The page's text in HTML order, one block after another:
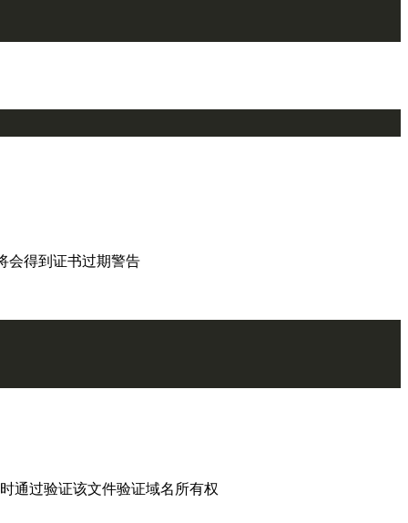
会得到证书过期警告
通过验证该文件验证域名所有权